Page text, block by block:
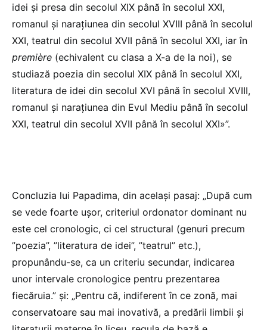
idei și presa din secolul XIX până în secolul XXI,
romanul și narațiunea din secolul XVIII până în secolul
XXI, teatrul din secolul XVII până în secolul XXI, iar în
première (echivalent cu clasa a X-a de la noi), se
studiază poezia din secolul XIX până în secolul XXI,
literatura de idei din secolul XVI până în secolul XVIII,
romanul și narațiunea din Evul Mediu până în secolul
XXI, teatrul din secolul XVII până în secolul XXI»”.
Concluzia lui Papadima, din același pasaj: „După cum
se vede foarte ușor, criteriul ordonator dominant nu
este cel cronologic, ci cel structural (genuri precum
”poezia”, ”literatura de idei”, ”teatrul” etc.),
propunându-se, ca un criteriu secundar, indicarea
unor intervale cronologice pentru prezentarea
fiecăruia.” și: „Pentru că, indiferent în ce zonă, mai
conservatoare sau mai inovativă, a predării limbii și